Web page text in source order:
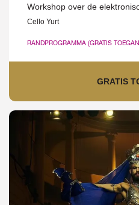
Workshop over de
Cello Yurt
RANDPROGRAMMA (GRATIS
GRATIS